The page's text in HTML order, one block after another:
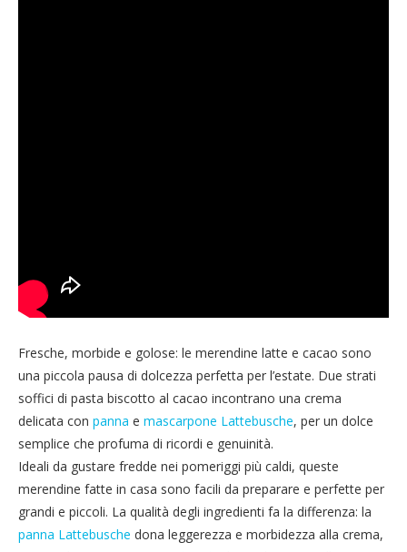
Fresche, morbide e golose: le merendine latte e cacao sono
una piccola pausa di dolcezza perfetta per l’estate. Due strati
soffici di pasta biscotto al cacao incontrano una crema
delicata con panna e mascarpone Lattebusche, per un dolce
semplice che profuma di ricordi e genuinità.
Ideali da gustare fredde nei pomeriggi più caldi, queste
merendine fatte in casa sono facili da preparare e perfette per
grandi e piccoli. La qualità degli ingredienti fa la differenza: la
panna Lattebusche dona leggerezza e morbidezza alla crema,